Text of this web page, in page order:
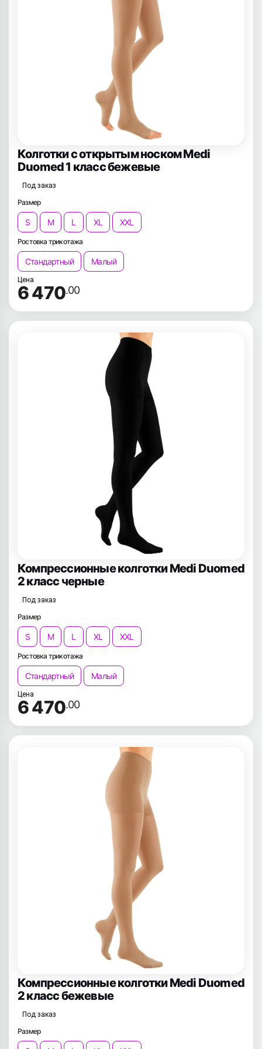
Колготки с открытым носком Medi
Duomed 1 класс бежевые
Под заказ
Размер
S M L XL XXL
Ростовка трикотажа
Стандартный Малый
Цена
6 470.00
Компрессионные колготки Medi Duomed
2 класс черные
Под заказ
Размер
S M L XL XXL
Ростовка трикотажа
Стандартный Малый
Цена
6 470.00
Компрессионные колготки Medi Duomed
2 класс бежевые
Под заказ
Размер